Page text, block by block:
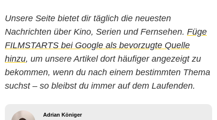
Unsere Seite bietet dir täglich die neuesten
Nachrichten über Kino, Serien und Fernsehen. Füge
FILMSTARTS bei Google als bevorzugte Quelle
hinzu, um unsere Artikel dort häufiger angezeigt zu
bekommen, wenn du nach einem bestimmten Thema
suchst – so bleibst du immer auf dem Laufenden.
Adrian Königer